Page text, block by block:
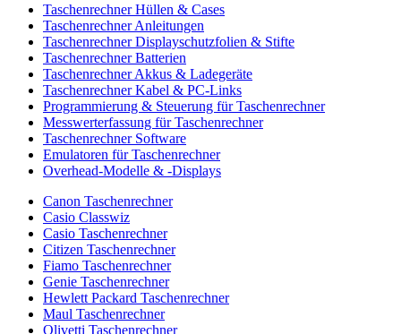
Taschenrechner Hüllen & Cases
Taschenrechner Anleitungen
Taschenrechner Displayschutzfolien & Stifte
Taschenrechner Batterien
Taschenrechner Akkus & Ladegeräte
Taschenrechner Kabel & PC-Links
Programmierung & Steuerung für Taschenrechner
Messwerterfassung für Taschenrechner
Taschenrechner Software
Emulatoren für Taschenrechner
Overhead-Modelle & -Displays
Canon Taschenrechner
Casio Classwiz
Casio Taschenrechner
Citizen Taschenrechner
Fiamo Taschenrechner
Genie Taschenrechner
Hewlett Packard Taschenrechner
Maul Taschenrechner
Olivetti Taschenrechner